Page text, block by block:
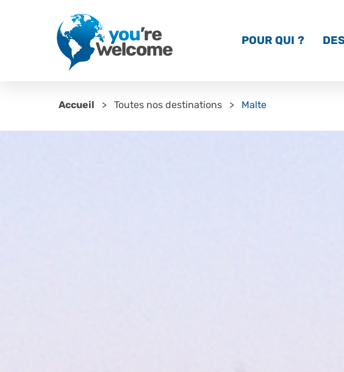
POUR QUI ?
Accueil Toutes nos destinations Malte